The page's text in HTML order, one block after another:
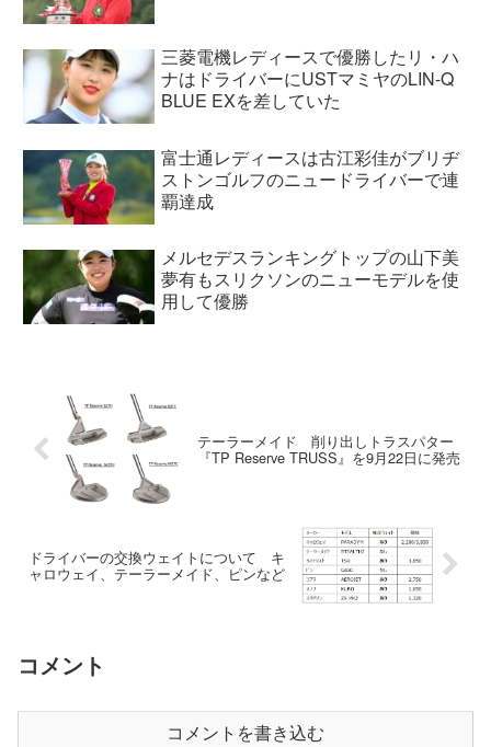
三菱電機レディースで優勝したリ・ハ
ナはドライバーにUSTマミヤのLIN-Q
BLUE EXを差していた
富士通レディースは古江彩佳がブリヂ
ストンゴルフのニュードライバーで連
覇達成
メルセデスランキングトップの山下美
夢有もスリクソンのニューモデルを使
用して優勝
テーラーメイド 削り出しトラスパター
『TP Reserve TRUSS』を9月22日に発売
ドライバーの交換ウェイトについて キ
ャロウェイ、テーラーメイド、ピンなど
コメント
コメントを書き込む